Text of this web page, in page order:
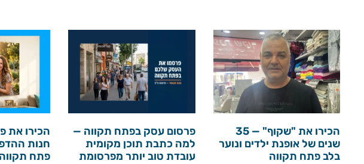
הכירו את "שקוף" — 35
שנים של אופנת ילדים ונוער
בלב פתח תקווה
פרסום עסק בפתח תקווה —
למה כתבת תוכן מקומית
עובדת טוב יותר מפרסומת
הכירו את
חנות
פתח תקווה